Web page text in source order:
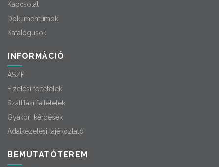
Kapcsolat
Dokumentumok
Katalógusok
INFORMÁCIÓ
ÁSZF
Fizetési feltételek
Szállítási feltételek
Gyakori kérdések
Adatkezelési tájékoztató
BEMUTATÓTEREM